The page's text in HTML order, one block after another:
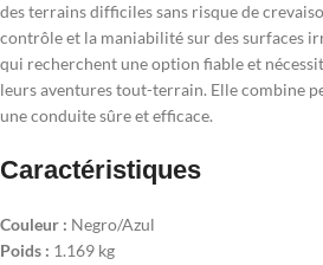
des terrains difficiles sans risque de
contrôle et la maniabilité sur des surfaces
qui recherchent une option fiable et
leurs aventures tout-terrain. Elle combine
une conduite sûre et efficace.
Caractéristiques
Couleur : Negro/Azul
Poids : 1.169 kg